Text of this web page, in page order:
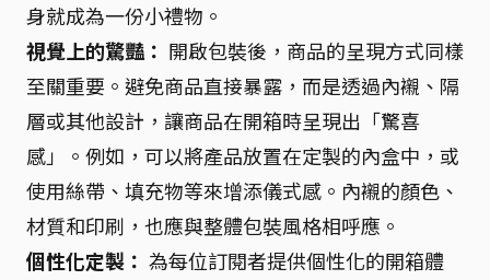
身就成為一份小禮物。
視覺上的驚豔： 開啟包裝後，商品的呈現方式同樣
至關重要。避免商品直接暴露，而是透過內襯、隔
層或其他設計，讓商品在開箱時呈現出「驚喜
感」。例如，可以將產品放置在定製的內盒中，或
使用絲帶、填充物等來增添儀式感。內襯的顏色、
材質和印刷，也應與整體包裝風格相呼應。
個性化定製： 為每位訂閱者提供個性化的開箱體